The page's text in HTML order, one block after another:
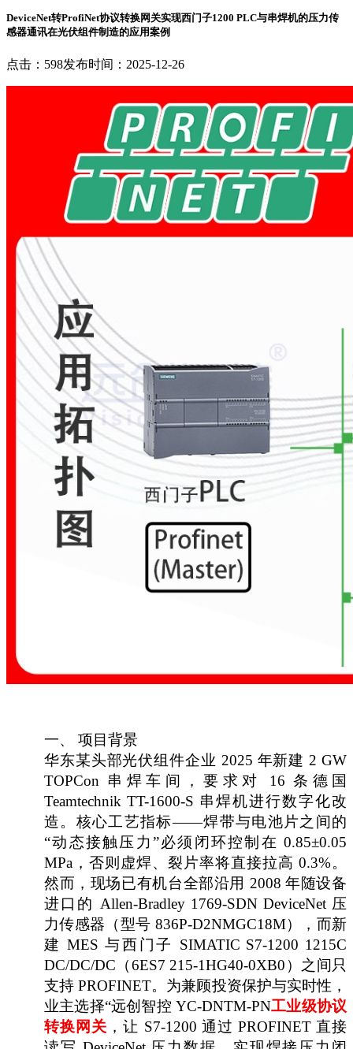
DeviceNet转ProfiNet协议转换网关实现西门子1200 PLC与串焊机的压力传
感器通讯在光伏组件制造的应用案例
点击：598发布时间：2025-12-26
一、 项目背景
华东某头部光伏组件企业 2025 年新建 2 GW
TOPCon 串焊车间，要求对 16 条德国
Teamtechnik TT-1600-S 串焊机进行数字化改
造。核心工艺指标——焊带与电池片之间的
“动态接触压力”必须闭环控制在 0.85±0.05
MPa，否则虚焊、裂片率将直接拉高 0.3%。
然而，现场已有机台全部沿用 2008 年随设备
进口的 Allen-Bradley 1769-SDN DeviceNet 压
力传感器（型号 836P-D2NMGC18M），而新
建 MES 与西门子 SIMATIC S7-1200 1215C
DC/DC/DC（6ES7 215-1HG40-0XB0）之间只
支持 PROFINET。为兼顾投资保护与实时性，
业主选择“远创智控 YC-DNTM-PN工业级协议
转换网关 ，让 S7-1200 通过 PROFINET 直接